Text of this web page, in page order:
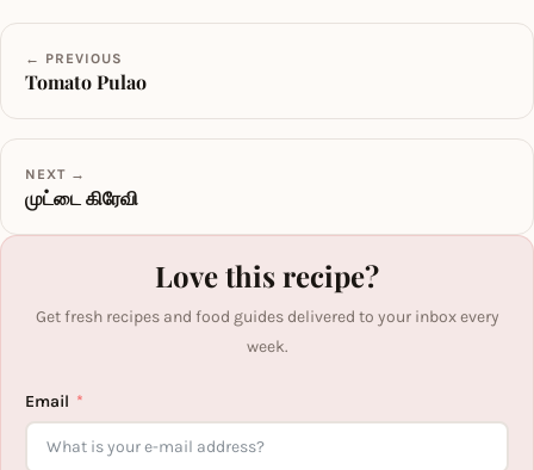
← PREVIOUS
Tomato Pulao
NEXT →
முட்டை கிரேவி
Love this recipe?
Get fresh recipes and food guides delivered to your inbox every
week.
Email